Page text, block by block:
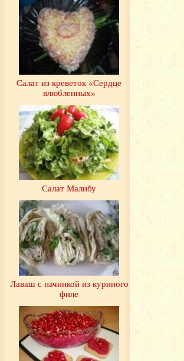
Салат из креветок «Сердце
влюбленных»
Салат Малибу
Лаваш с начинкой из куриного
филе